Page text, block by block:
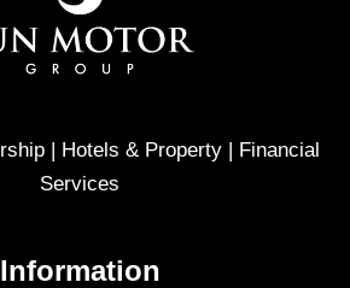
| Hotels & Property | Financial
Services
Information